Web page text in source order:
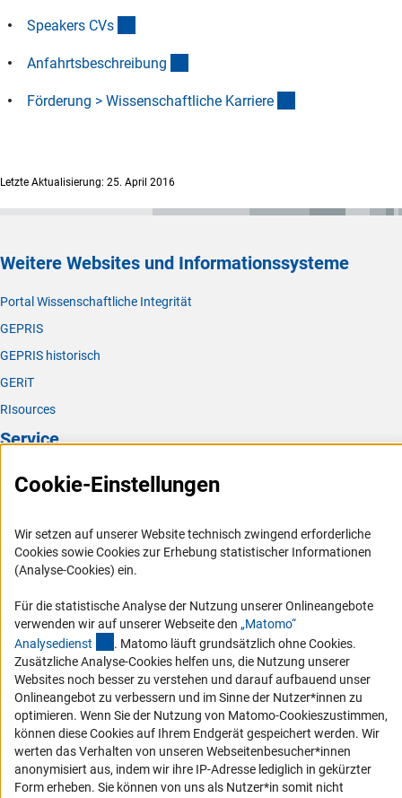
Speakers CVs
Anfahrtsbeschreibung
Förderung > Wissenschaftliche Karriere
Letzte Aktualisierung: 25. April 2016
Weitere Websites und Informationssysteme
Portal Wissenschaftliche Integrität
GEPRIS
GEPRIS historisch
GERiT
RIsources
Service
Presse
Karriere
Logo und Corporate Design
Compliance
Vergabeverfahren
Barrierefreiheit
Service und Informationen für Menschen mit Behinderungen
Erklärung zur Barrierefreiheit
Barriere melden
DFG-aktuell
Cookie-Einstellungen
Wir setzen auf unserer Website technisch zwingend erforderliche
Cookies sowie Cookies zur Erhebung statistischer Informationen
(Analyse-Cookies) ein.
Für die statistische Analyse der Nutzung unserer Onlineangebote
verwenden wir auf unserer Webseite den „Matomo“
Analysedienst (externer Link)
. Matomo läuft grundsätzlich ohne Cookies.
Zusätzliche Analyse-Cookies helfen uns, die Nutzung unserer
Websites noch besser zu verstehen und darauf aufbauend unser
Onlineangebot zu verbessern und im Sinne der Nutzer*innen zu
optimieren. Wenn Sie der Nutzung von Matomo-Cookieszustimmen,
können diese Cookies auf Ihrem Endgerät gespeichert werden. Wir
werten das Verhalten von unseren Webseitenbesucher*innen
anonymisiert aus, indem wir ihre IP-Adresse lediglich in gekürzter
Form erheben. Sie können von uns als Nutzer*in somit nicht